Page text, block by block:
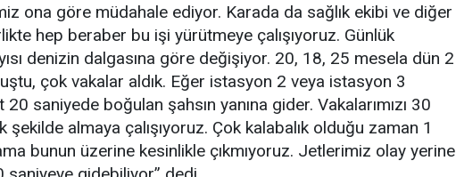
ona göre müdahale ediyor. Karada da sağlık ekibi ve diğer
hep beraber bu işi yürütmeye çalışıyoruz. Günlük
denizin dalgasına göre değişiyor. 20, 18, 25 mesela dün 2
çok vakalar aldık. Eğer istasyon 2 veya istasyon 3
saniyede boğulan şahsın yanına gider. Vakalarımızı 30
almaya çalışıyoruz. Çok kalabalık olduğu zaman 1
bunun üzerine kesinlikle çıkmıyoruz. Jetlerimiz olay yerine